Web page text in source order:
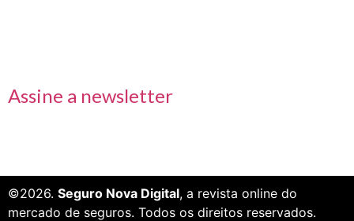
Assine a newsletter
©2026. Seguro Nova Digital, a revista online do
mercado de seguros. Todos os direitos reservados.